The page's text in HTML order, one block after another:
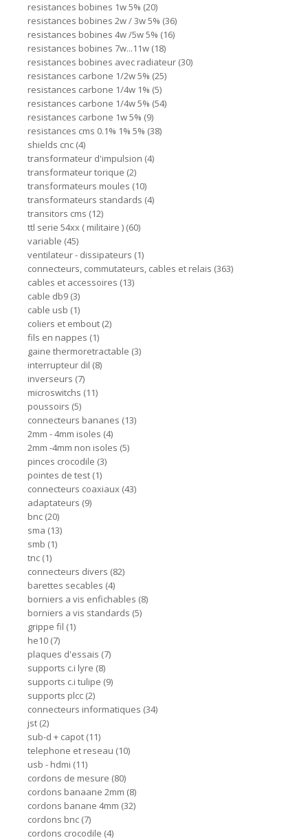
resistances bobines 1w 5% 20
resistances bobines 2w / 3w 5% 36
resistances bobines 4w /5w 5% 16
resistances bobines 7w...11w 18
resistances bobines avec radiateur 30
resistances carbone 1/2w 5% 25
resistances carbone 1/4w 1% 5
resistances carbone 1/4w 5% 54
resistances carbone 1w 5% 9
resistances cms 0.1% 1% 5% 38
shields cnc 4
transformateur d'impulsion 4
transformateur torique 2
transformateurs moules 10
transformateurs standards 4
transitors cms 12
ttl serie 54xx ( militaire ) 60
variable 45
ventilateur - dissipateurs 1
connecteurs, commutateurs, cables et relais 363
cables et accessoires 13
cable db9 3
cable usb 1
coliers et embout 2
fils en nappes 1
gaine thermoretractable 3
interrupteur dil 8
inverseurs 7
microswitchs 11
poussoirs 5
connecteurs bananes 13
2mm - 4mm isoles 4
2mm -4mm non isoles 5
pinces crocodile 3
pointes de test 1
connecteurs coaxiaux 43
adaptateurs 9
bnc 20
sma 13
smb 1
tnc 1
connecteurs divers 82
barettes secables 4
borniers a vis enfichables 8
borniers a vis standards 5
grippe fil 1
he10 7
plaques d'essais 7
supports c.i lyre 8
supports c.i tulipe 9
supports plcc 2
connecteurs informatiques 34
jst 2
sub-d + capot 11
telephone et reseau 10
usb - hdmi 11
cordons de mesure 80
cordons banaane 2mm 8
cordons banane 4mm 32
cordons bnc 7
cordons crocodile 4